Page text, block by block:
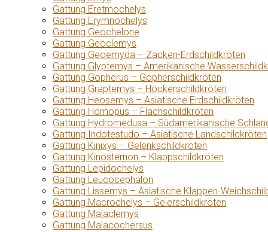
Gattung Eretmochelys
Gattung Erymnochelys
Gattung Geochelone
Gattung Geoclemys
Gattung Geoemyda – Zacken-Erdschildkröten
Gattung Glyptemys – Amerikanische
Gattung Gopherus – Gopherschildkröten
Gattung Graptemys – Höckerschildkröten
Gattung Heosemys – Asiatische Erdschildkröten
Gattung Homopus – Flachschildkröten
Gattung Hydromedusa – Südamerikanische
Gattung Indotestudo – Asiatische Landschildkröten
Gattung Kinixys – Gelenkschildkröten
Gattung Kinosternon – Klappschildkröten
Gattung Lepidochelys
Gattung Leucocephalon
Gattung Lissemys – Asiatische Klappen-
Gattung Macrochelys – Geierschildkröten
Gattung Malaclemys
Gattung Malacochersus